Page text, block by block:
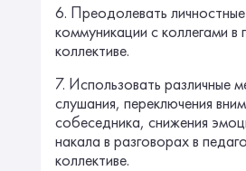
6. Преодолевать
коммуникации с коллегами в
коллективе.
7. Использовать различные
слушания, переключения
собеседника, снижения
накала в разговорах в
коллективе.